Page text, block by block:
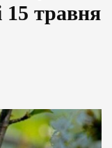
15 травня